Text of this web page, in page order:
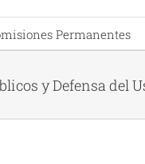
Permanentes
y Defensa del